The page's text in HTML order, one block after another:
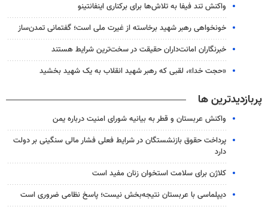
واکنش تند فیفا به تلاش‌ها برای برکناری اینفانتینو
خونخواهی رهبر شهید برخاسته از غیرت ملی است؛ گفتمانی تمدن‌ساز
خبرنگاران امانت‌داران حقیقت در سخت‌ترین شرایط هستند
«حجت خدا»، لقبی که رهبر شهید انقلاب به یک شهید بخشید
پربازدیدترین ها
واکنش عربستان و قطر به بیانیه شورای امنیت درباره یمن
پرداخت حقوق بازنشستگان در شرایط فعلی فشار مالی سنگینی بر دولت
دارد
کلاژن برای سلامت استخوان زنان مفید است
دیپلماسی با عربستان نتیجه‌بخش نیست؛ پاسخ نظامی ضروری است